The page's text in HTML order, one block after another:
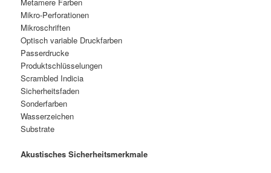
Mikro-Perforationen
Mikroschriften
Optisch variable Druckfarben
Passerdrucke
Produktschlüsselungen
Scrambled Indicia
Sicherheitsfaden
Sonderfarben
Wasserzeichen
Substrate
Akustisches Sicherheitsmerkmale